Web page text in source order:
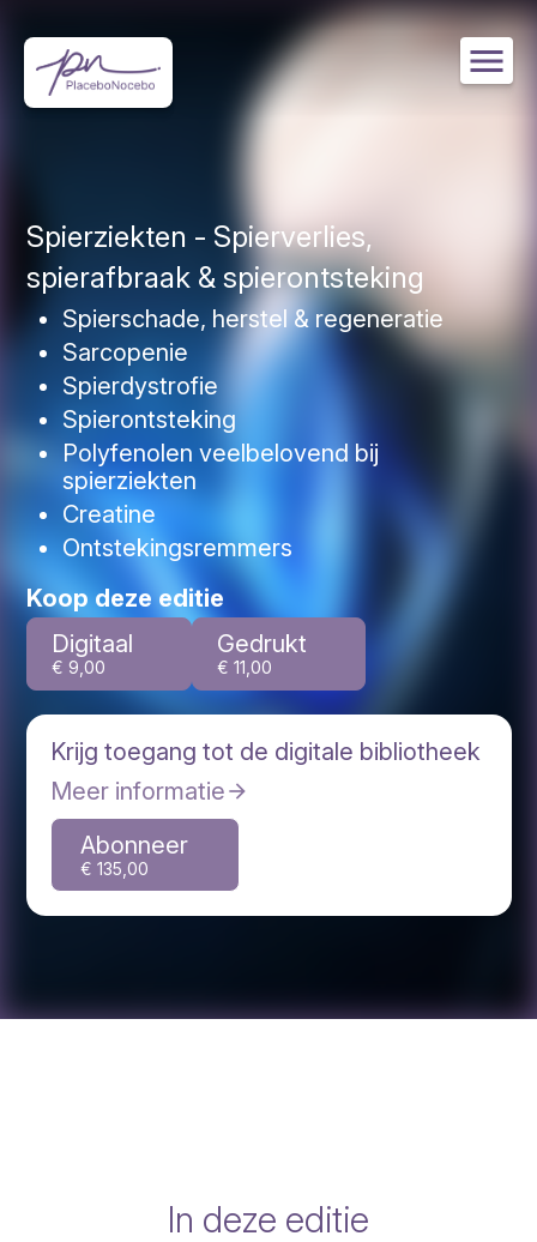
en
naar
de
Spierziekten - Spierverlies,
spierafbraak & spierontsteking
Spierschade, herstel & regeneratie
Sarcopenie
Spierdystrofie
Spierontsteking
Polyfenolen veelbelovend bij
spierziekten
Creatine
Ontstekingsremmers
Koop deze editie
€ 9,00
Digitaal
€ 11,00
Gedrukt
Krijg toegang tot de digitale bibliotheek
Abonneer
€ 135,00
Meer informatie
In deze editie